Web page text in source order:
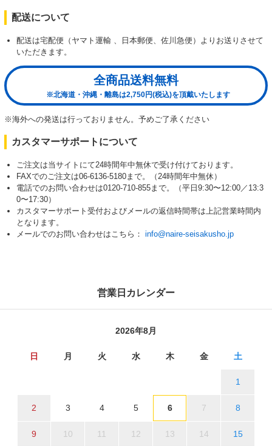
配送について
配送は宅配便（ヤマト運輸 、日本郵便、佐川急便）よりお送りさせて
いただきます。
全商品送料無料
※北海道・沖縄・離島は2,750円(税込)を頂戴いたします
※海外への発送は行っておりません。予めご了承ください
カスタマーサポートについて
ご注文は当サイトにて24時間年中無休で受け付けております。
FAXでのご注文は06-6136-5180まで。（24時間年中無休）
電話でのお問い合わせは0120-710-855まで。（平日9:30〜12:00／13:3
0〜17:30）
カスタマーサポート受付およびメールの返信時間帯は上記営業時間内
となります。
メールでのお問い合わせはこちら： info@naire-seisakusho.jp
営業日カレンダー
2026年8月
日 月 火 水 木 金 土
1
2 3 4 5 6 7 8
9 10 11 12 13 14 15